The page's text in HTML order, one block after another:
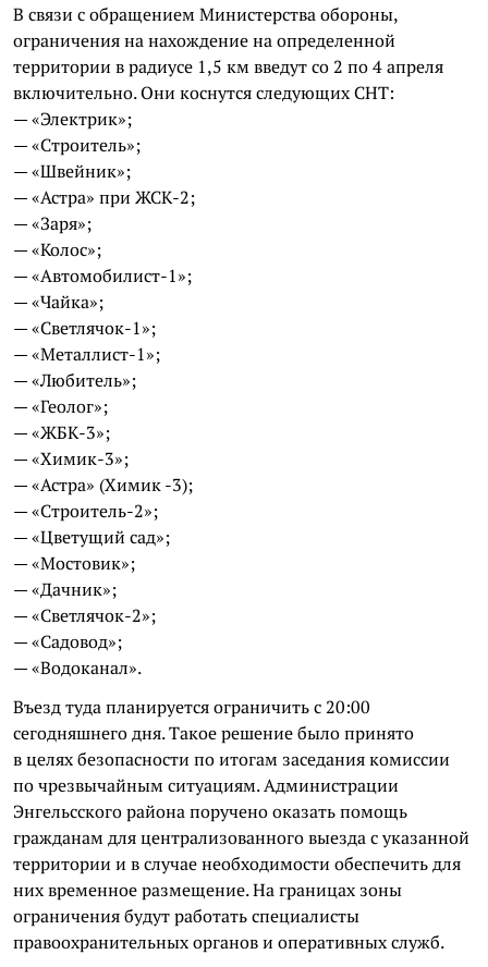
В связи с обращением Министерства обороны,
ограничения на нахождение на определенной
территории в радиусе 1,5 км введут со 2 по 4 апреля
включительно. Они коснутся следующих СНТ:
— «Электрик»;
— «Строитель»;
— «Швейник»;
— «Астра» при ЖСК-2;
— «Заря»;
— «Колос»;
— «Автомобилист-1»;
— «Чайка»;
— «Светлячок-1»;
— «Металлист-1»;
— «Любитель»;
— «Геолог»;
— «ЖБК-3»;
— «Химик-3»;
— «Астра» (Химик -3);
— «Строитель-2»;
— «Цветущий сад»;
— «Мостовик»;
— «Дачник»;
— «Светлячок-2»;
— «Садовод»;
— «Водоканал».
Въезд туда планируется ограничить с 20:00
сегодняшнего дня. Такое решение было принято
в целях безопасности по итогам заседания комиссии
по чрезвычайным ситуациям. Администрации
Энгельсского района поручено оказать помощь
гражданам для централизованного выезда с указанной
территории и в случае необходимости обеспечить для
них временное размещение. На границах зоны
ограничения будут работать специалисты
правоохранительных органов и оперативных служб.